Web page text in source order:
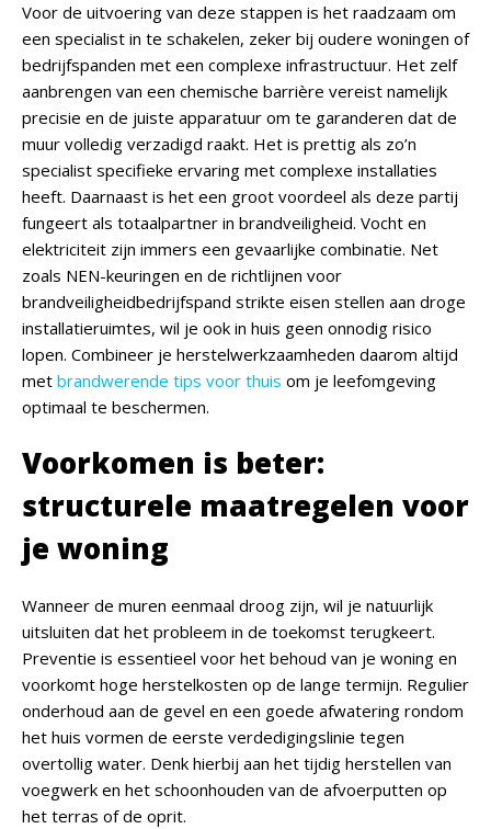
Voor de uitvoering van deze stappen is het raadzaam om
een specialist in te schakelen, zeker bij oudere woningen of
bedrijfspanden met een complexe infrastructuur. Het zelf
aanbrengen van een chemische barrière vereist namelijk
precisie en de juiste apparatuur om te garanderen dat de
muur volledig verzadigd raakt. Het is prettig als zo’n
specialist specifieke ervaring met complexe installaties
heeft. Daarnaast is het een groot voordeel als deze partij
fungeert als totaalpartner in brandveiligheid. Vocht en
elektriciteit zijn immers een gevaarlijke combinatie. Net
zoals NEN-keuringen en de richtlijnen voor
brandveiligheidbedrijfspand strikte eisen stellen aan droge
installatieruimtes, wil je ook in huis geen onnodig risico
lopen. Combineer je herstelwerkzaamheden daarom altijd
met brandwerende tips voor thuis om je leefomgeving
optimaal te beschermen.
Voorkomen is beter:
structurele maatregelen voor
je woning
Wanneer de muren eenmaal droog zijn, wil je natuurlijk
uitsluiten dat het probleem in de toekomst terugkeert.
Preventie is essentieel voor het behoud van je woning en
voorkomt hoge herstelkosten op de lange termijn. Regulier
onderhoud aan de gevel en een goede afwatering rondom
het huis vormen de eerste verdedigingslinie tegen
overtollig water. Denk hierbij aan het tijdig herstellen van
voegwerk en het schoonhouden van de afvoerputten op
het terras of de oprit.